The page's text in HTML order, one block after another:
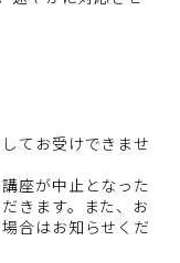
てお受けできませ
座が中止となった
きます。また、お
合はお知らせくだ